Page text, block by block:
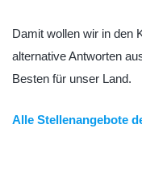
Damit wollen wir in den
alternative Antworten
Besten für unser Land.
Alle Stellenangebote